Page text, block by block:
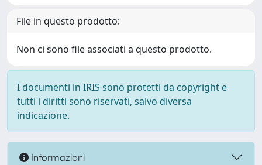
File in questo prodotto:
Non ci sono file associati a questo prodotto.
I documenti in IRIS sono protetti da copyright e
tutti i diritti sono riservati, salvo diversa
indicazione.
Informazioni